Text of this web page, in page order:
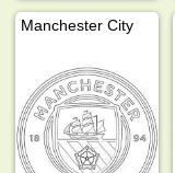
Manchester City